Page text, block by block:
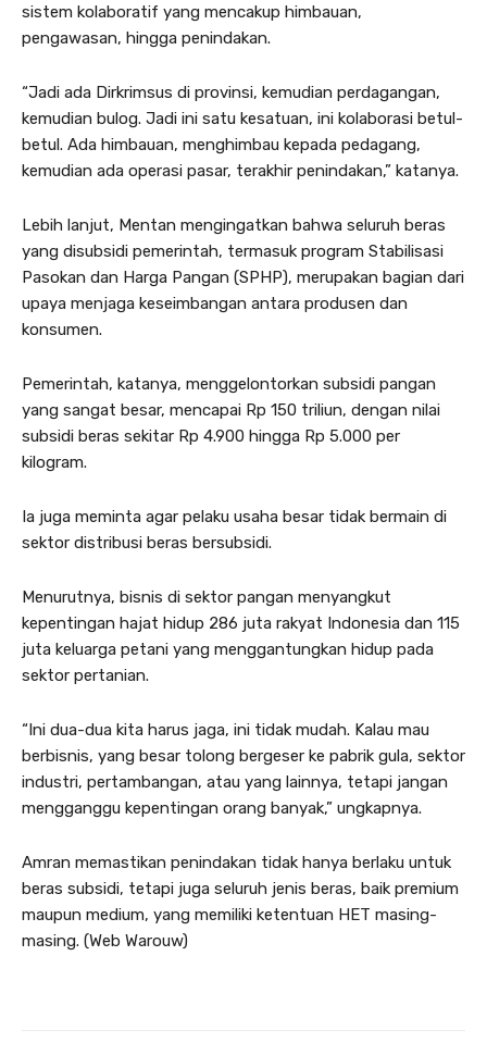
sistem kolaboratif yang mencakup himbauan,
pengawasan, hingga penindakan.
“Jadi ada Dirkrimsus di provinsi, kemudian perdagangan,
kemudian bulog. Jadi ini satu kesatuan, ini kolaborasi betul-
betul. Ada himbauan, menghimbau kepada pedagang,
kemudian ada operasi pasar, terakhir penindakan,” katanya.
Lebih lanjut, Mentan mengingatkan bahwa seluruh beras
yang disubsidi pemerintah, termasuk program Stabilisasi
Pasokan dan Harga Pangan (SPHP), merupakan bagian dari
upaya menjaga keseimbangan antara produsen dan
konsumen.
Pemerintah, katanya, menggelontorkan subsidi pangan
yang sangat besar, mencapai Rp 150 triliun, dengan nilai
subsidi beras sekitar Rp 4.900 hingga Rp 5.000 per
kilogram.
Ia juga meminta agar pelaku usaha besar tidak bermain di
sektor distribusi beras bersubsidi.
Menurutnya, bisnis di sektor pangan menyangkut
kepentingan hajat hidup 286 juta rakyat Indonesia dan 115
juta keluarga petani yang menggantungkan hidup pada
sektor pertanian.
“Ini dua-dua kita harus jaga, ini tidak mudah. Kalau mau
berbisnis, yang besar tolong bergeser ke pabrik gula, sektor
industri, pertambangan, atau yang lainnya, tetapi jangan
mengganggu kepentingan orang banyak,” ungkapnya.
Amran memastikan penindakan tidak hanya berlaku untuk
beras subsidi, tetapi juga seluruh jenis beras, baik premium
maupun medium, yang memiliki ketentuan HET masing-
masing. (Web Warouw)